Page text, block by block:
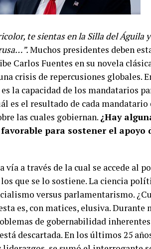
te sientas en la Silla del Águila
Muchos presidentes deben
Carlos Fuentes en su novela
crisis de repercusiones globales.
la capacidad de los mandatarios
es el resultado de cada
las cuales gobiernan. ¿Hay
para sostener el apoyo
vía a través de la cual se accede al
que se lo sostiene. La ciencia
versus parlamentarismo.
es, con matices, elusiva. Durante
de gobernabilidad
descartada. En los últimos 25